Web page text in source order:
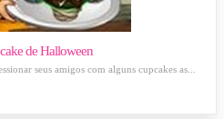
de Halloween
seus amigos com alguns cupcakes as...